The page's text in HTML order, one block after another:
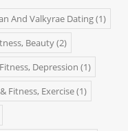
And Valkyrae Dating(1)
Beauty(2)
Depression (1)
Fitness, Exercise(1)